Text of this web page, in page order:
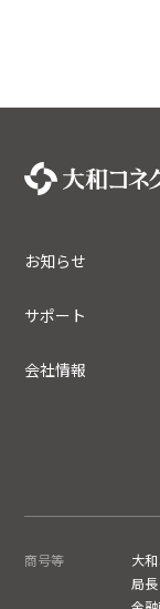
お知らせ
サポート
会社情報
商号等
大
局